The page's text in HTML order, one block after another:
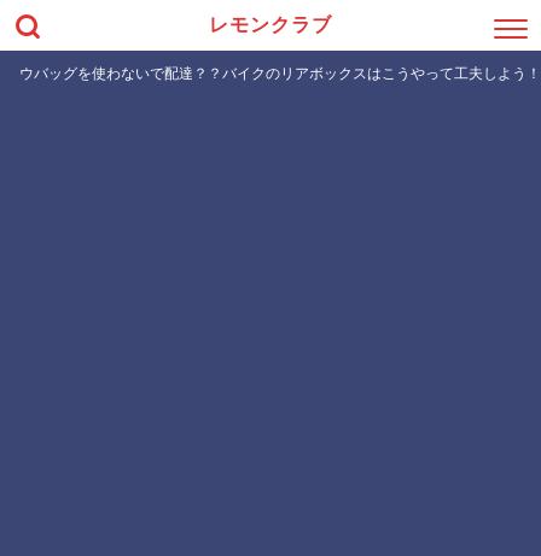
レモンクラブ
ウバッグを使わないで配達？？バイクのリアボックスはこうやって工夫しよう